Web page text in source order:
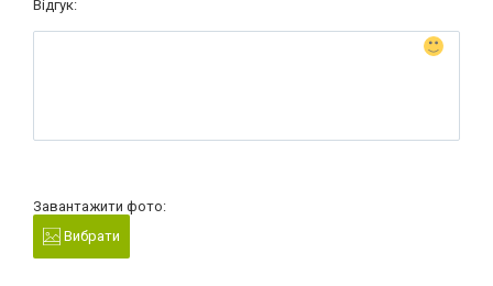
Відгук:
Завантажити фото:
Вибрати